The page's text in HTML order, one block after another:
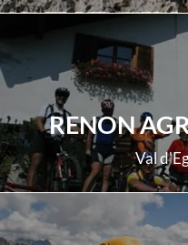
RENON
Val